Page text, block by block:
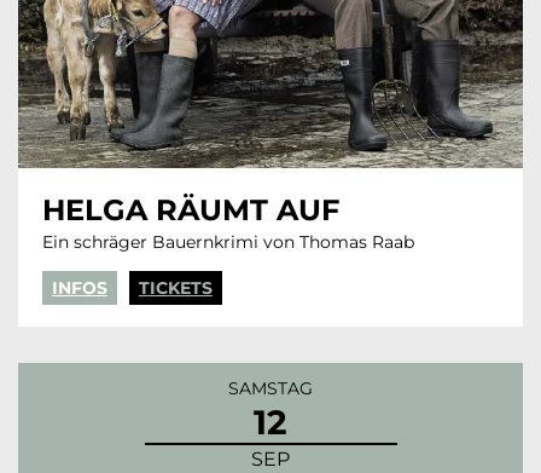
HELGA RÄUMT AUF
Ein schräger Bauernkrimi von Thomas Raab
INFOS TICKETS
SAMSTAG
12
SEP